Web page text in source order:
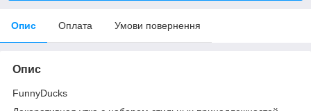
Опис Оплата Умови повернення
Опис
FunnyDucks